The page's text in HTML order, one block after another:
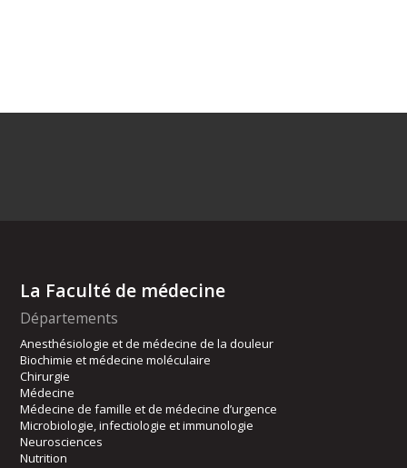
La Faculté de médecine
Départements
Anesthésiologie et de médecine de la douleur
Biochimie et médecine moléculaire
Chirurgie
Médecine
Médecine de famille et de médecine d’urgence
Microbiologie, infectiologie et immunologie
Neurosciences
Nutrition